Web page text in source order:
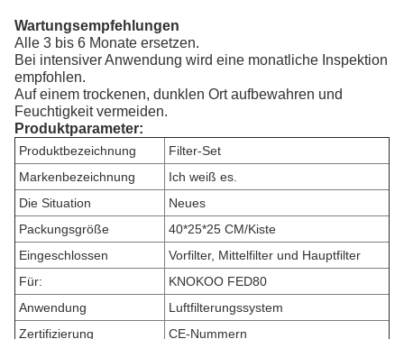
Wartungsempfehlungen
Alle 3 bis 6 Monate ersetzen.
Bei intensiver Anwendung wird eine monatliche Inspektion
empfohlen.
Auf einem trockenen, dunklen Ort aufbewahren und
Feuchtigkeit vermeiden.
Produktparameter:
Produktbezeichnung
Filter-Set
Markenbezeichnung
Ich weiß es.
Die Situation
Neues
Packungsgröße
40*25*25 CM/Kiste
Eingeschlossen
Vorfilter, Mittelfilter und Hauptfilter
Für:
KNOKOO FED80
Anwendung
Luftfilterungssystem
Zertifizierung
CE-Nummern